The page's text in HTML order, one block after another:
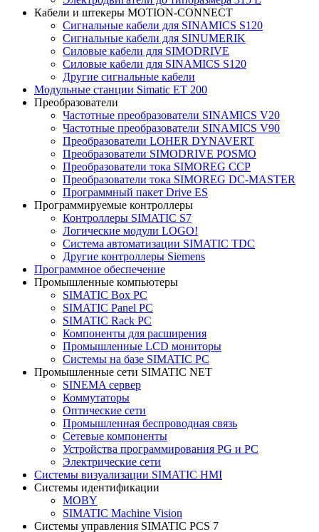
Кабели и штекеры MOTION-CONNECT
Сигнальные кабели для SINAMICS S120
Сигнальные кабели для SINUMERIK
Силовые кабели для SIMODRIVE
Силовые кабели для SINAMICS S120
Другие сигнальные кабели
Модульные станции Simatic ET 200
Преобразователи
Частотные преобразователи SINAMICS V20
Частотные преобразователи SINAMICS V90
Преобразователи LOHER DYNAVERT
Преобразователи SIMODRIVE POSMO
Преобразователи тока SIMOREG CCP
Преобразователи тока SIMOREG DC-MASTER
Программный пакет Drive ES
Программируемые контроллеры
Контроллеры SIMATIC S7
Логические модули LOGO!
Система автоматизации SIMATIC TDC
Другие контроллеры Siemens
Программное обеспечение
Промышленные компьютеры
SIMATIC Box PC
SIMATIC Panel PС
SIMATIC Rack PC
Компоненты для расширения
Промышленные LCD мониторы
Системы на базе SIMATIC PC
Промышленные сети SIMATIC NET
SINEMA сервер
Коммутаторы
Оптические сети
Промышленная беспроводная связь
Сетевые компоненты
Устройства программирования PG и PC
Электрические сети
Системы визуализации SIMATIC HMI
Системы идентификации
MOBY
SIMATIC Machine Vision
Системы управления SIMATIC PCS 7